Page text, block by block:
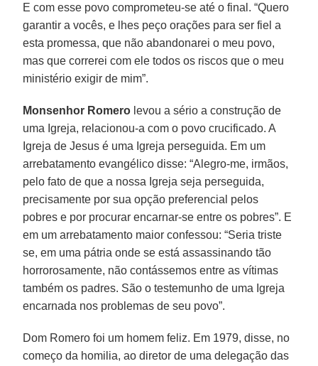
E com esse povo comprometeu-se até o final. “Quero
garantir a vocês, e lhes peço orações para ser fiel a
esta promessa, que não abandonarei o meu povo,
mas que correrei com ele todos os riscos que o meu
ministério exigir de mim”.
Monsenhor Romero levou a sério a construção de
uma Igreja, relacionou-a com o povo crucificado. A
Igreja de Jesus é uma Igreja perseguida. Em um
arrebatamento evangélico disse: “Alegro-me, irmãos,
pelo fato de que a nossa Igreja seja perseguida,
precisamente por sua opção preferencial pelos
pobres e por procurar encarnar-se entre os pobres”. E
em um arrebatamento maior confessou: “Seria triste
se, em uma pátria onde se está assassinando tão
horrorosamente, não contássemos entre as vítimas
também os padres. São o testemunho de uma Igreja
encarnada nos problemas de seu povo”.
Dom Romero foi um homem feliz. Em 1979, disse, no
começo da homilia, ao diretor de uma delegação das